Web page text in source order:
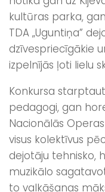
kultūras parka,
TDA „Uguntiņa”
dzīvespriecīgākie
izpelnījās ļoti lielu
Konkursa
pedagogi, gan
Nacionālās
visus kolektīvus
dejotāju tehnisko,
muzikālo
to valkāšanas